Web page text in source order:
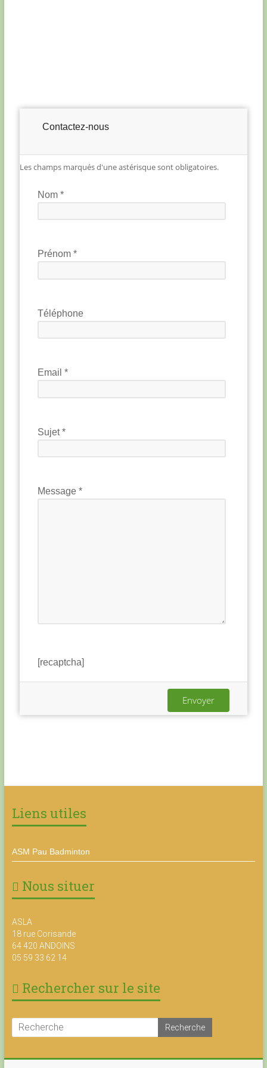
Contactez-nous
Les champs marqués d'une astérisque sont obligatoires.
Nom *
Prénom *
Téléphone
Email *
Sujet *
Message *
[recaptcha]
Liens utiles
ASM Pau Badminton
Nous situer
ASLA
18 rue Corisande
64 420 ANDOINS
05 59 33 62 14
Rechercher sur le site